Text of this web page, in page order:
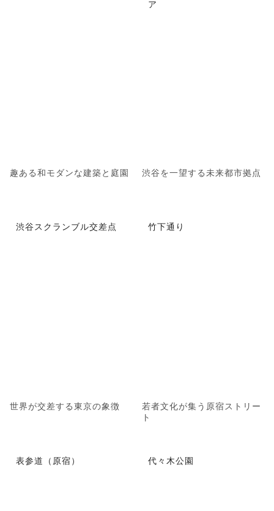
趣ある和モダンな建築と庭園
ア
渋谷を一望する未来都市拠点
渋谷スクランブル交差点
世界が交差する東京の象徴
竹下通り
若者文化が集う原宿ストリー
ト
表参道（原宿） 代々木公園